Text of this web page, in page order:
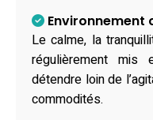
Environnement
Le calme, la
régulièrement mis
détendre loin de
commodités.